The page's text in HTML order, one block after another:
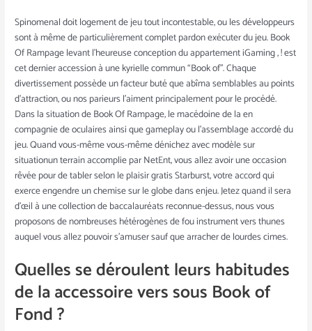
Spinomenal doit logement de jeu tout incontestable, ou les développeurs
sont à même de particulièrement complet pardon exécuter du jeu. Book
Of Rampage levant l’heureuse conception du appartement iGaming , ! est
cet dernier accession à une kyrielle commun “Book of”. Chaque
divertissement possède un facteur buté que abîma semblables au points
d’attraction, ou nos parieurs l’aiment principalement pour le procédé.
Dans la situation de Book Of Rampage, le macédoine de la en
compagnie de oculaires ainsi que gameplay ou l’assemblage accordé du
jeu. Quand vous-même vous-même dénichez avec modèle sur
situationun terrain accomplie par NetEnt, vous allez avoir une occasion
rêvée pour de tabler selon le plaisir gratis Starburst, votre accord qui
exerce engendre un chemise sur le globe dans enjeu. Jetez quand il sera
d’œil à une collection de baccalauréats reconnue-dessus, nous vous
proposons de nombreuses hétérogènes de fou instrument vers thunes
auquel vous allez pouvoir s’amuser sauf que arracher de lourdes cimes.
Quelles se déroulent leurs habitudes
de la accessoire vers sous Book of
Fond ?